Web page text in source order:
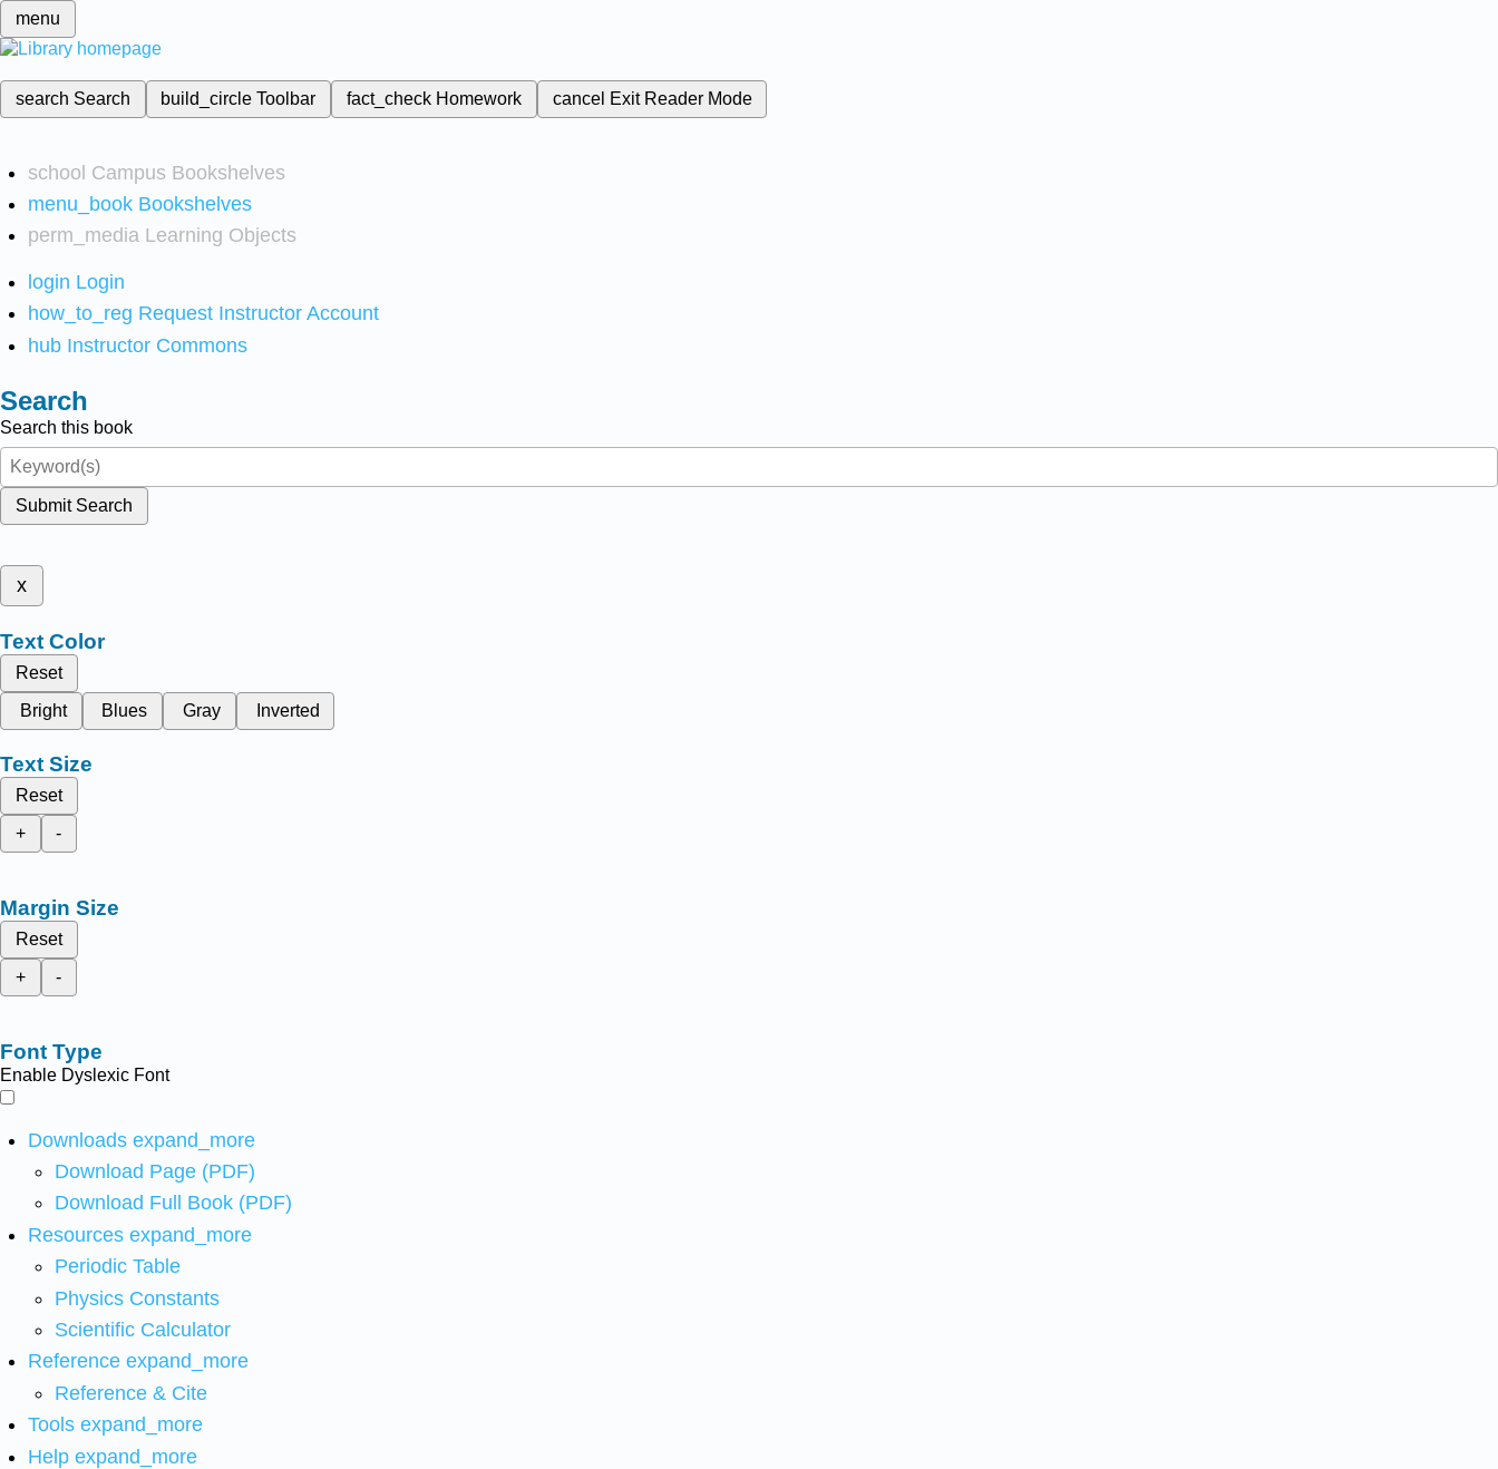
menu
search Search build_circleToolbar fact_check Homework cancel Exit Reader Mode
school Campus Bookshelves
menu_book Bookshelves
perm_media Learning Objects
login Login
how_to_reg Request Instructor Account
hub Instructor Commons
Search
Search this book
Submit Search
x
Text Color
Reset
Bright
Blues Gray Inverted
Text Size
Reset
+
-
Margin Size
Reset
+
-
Font Type
Enable Dyslexic Font
Downloads expand_more
Download Page (PDF)
Download Full Book (PDF)
Resources expand_more
Periodic Table
Physics Constants
Scientific Calculator
Reference expand_more
Reference & Cite
Tools expand_more
Help expand_more